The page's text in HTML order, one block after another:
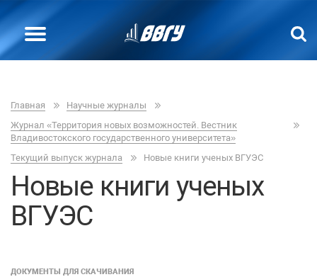
Главная
Научные журналы
Журнал «Территория новых возможностей. Вестник
Владивостокского государственного университета»
Текущий выпуск журнала
Новые книги ученых ВГУЭС
Новые книги ученых
ВГУЭС
ДОКУМЕНТЫ ДЛЯ СКАЧИВАНИЯ